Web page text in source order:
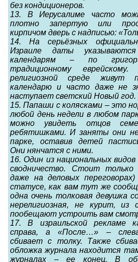
без кондиционеров.
13. В Иерусалиме часто
плотно запертую или
кирпичом дверь с надписью:
14. На серьёзных
Израиле даты
календарям – по
традиционному
религиозной среде живут
календарю и часто даже не
наступает светский Новый год.
15. Папаши с колясками – это
любой день недели в любом
можно увидеть отцов
ребятишками. И заняты они
парке, оставив детей
Они нянчатся с ними.
16. Один из национальных
сводничество. Стоит только
даже на деловых
статусе, как вам тут же
одна очень толковая девушка
нерелигиозная, не курит, из
пообещают устроить вам
17. В израильской рекламе
справа, а «После…» –
сбивает с толку. Также
обложка журнала находится
журналах – ее конец. В